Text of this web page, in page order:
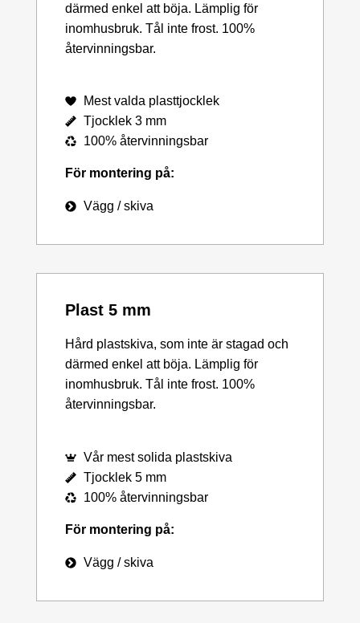
därmed enkel att böja. Lämplig för
inomhusbruk. Tål inte frost. 100%
återvinningsbar.
Mest valda plasttjocklek
Tjocklek 3 mm
100% återvinningsbar
För montering på:
Vägg / skiva
Plast 5 mm
Hård plastskiva, som inte är stagad och
därmed enkel att böja. Lämplig för
inomhusbruk. Tål inte frost. 100%
återvinningsbar.
Vår mest solida plastskiva
Tjocklek 5 mm
100% återvinningsbar
För montering på:
Vägg / skiva